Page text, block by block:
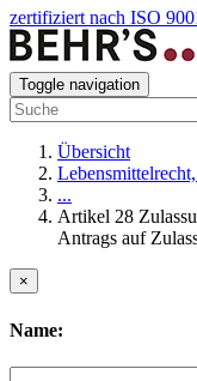
zertifiziert nach ISO
Toggle navigation
Übersicht
...
Artikel 28
Antrags auf
×
Name: